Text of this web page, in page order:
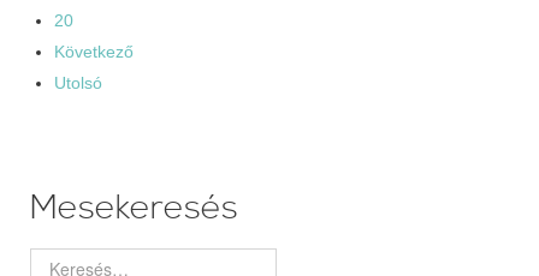
20
Következő
Utolsó
Mesekeresés